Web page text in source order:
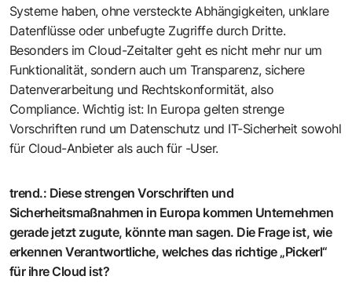
Systeme haben, ohne versteckte Abhängigkeiten, unklare
Datenflüsse oder unbefugte Zugriffe durch Dritte.
Besonders im Cloud-Zeitalter geht es nicht mehr nur um
Funktionalität, sondern auch um Transparenz, sichere
Datenverarbeitung und Rechtskonformität, also
Compliance. Wichtig ist: In Europa gelten strenge
Vorschriften rund um Datenschutz und IT-Sicherheit sowohl
für Cloud-Anbieter als auch für -User.
trend.: Diese strengen Vorschriften und
Sicherheitsmaßnahmen in Europa kommen Unternehmen
gerade jetzt zugute, könnte man sagen. Die Frage ist, wie
erkennen Verantwortliche, welches das richtige „Pickerl“
für ihre Cloud ist?